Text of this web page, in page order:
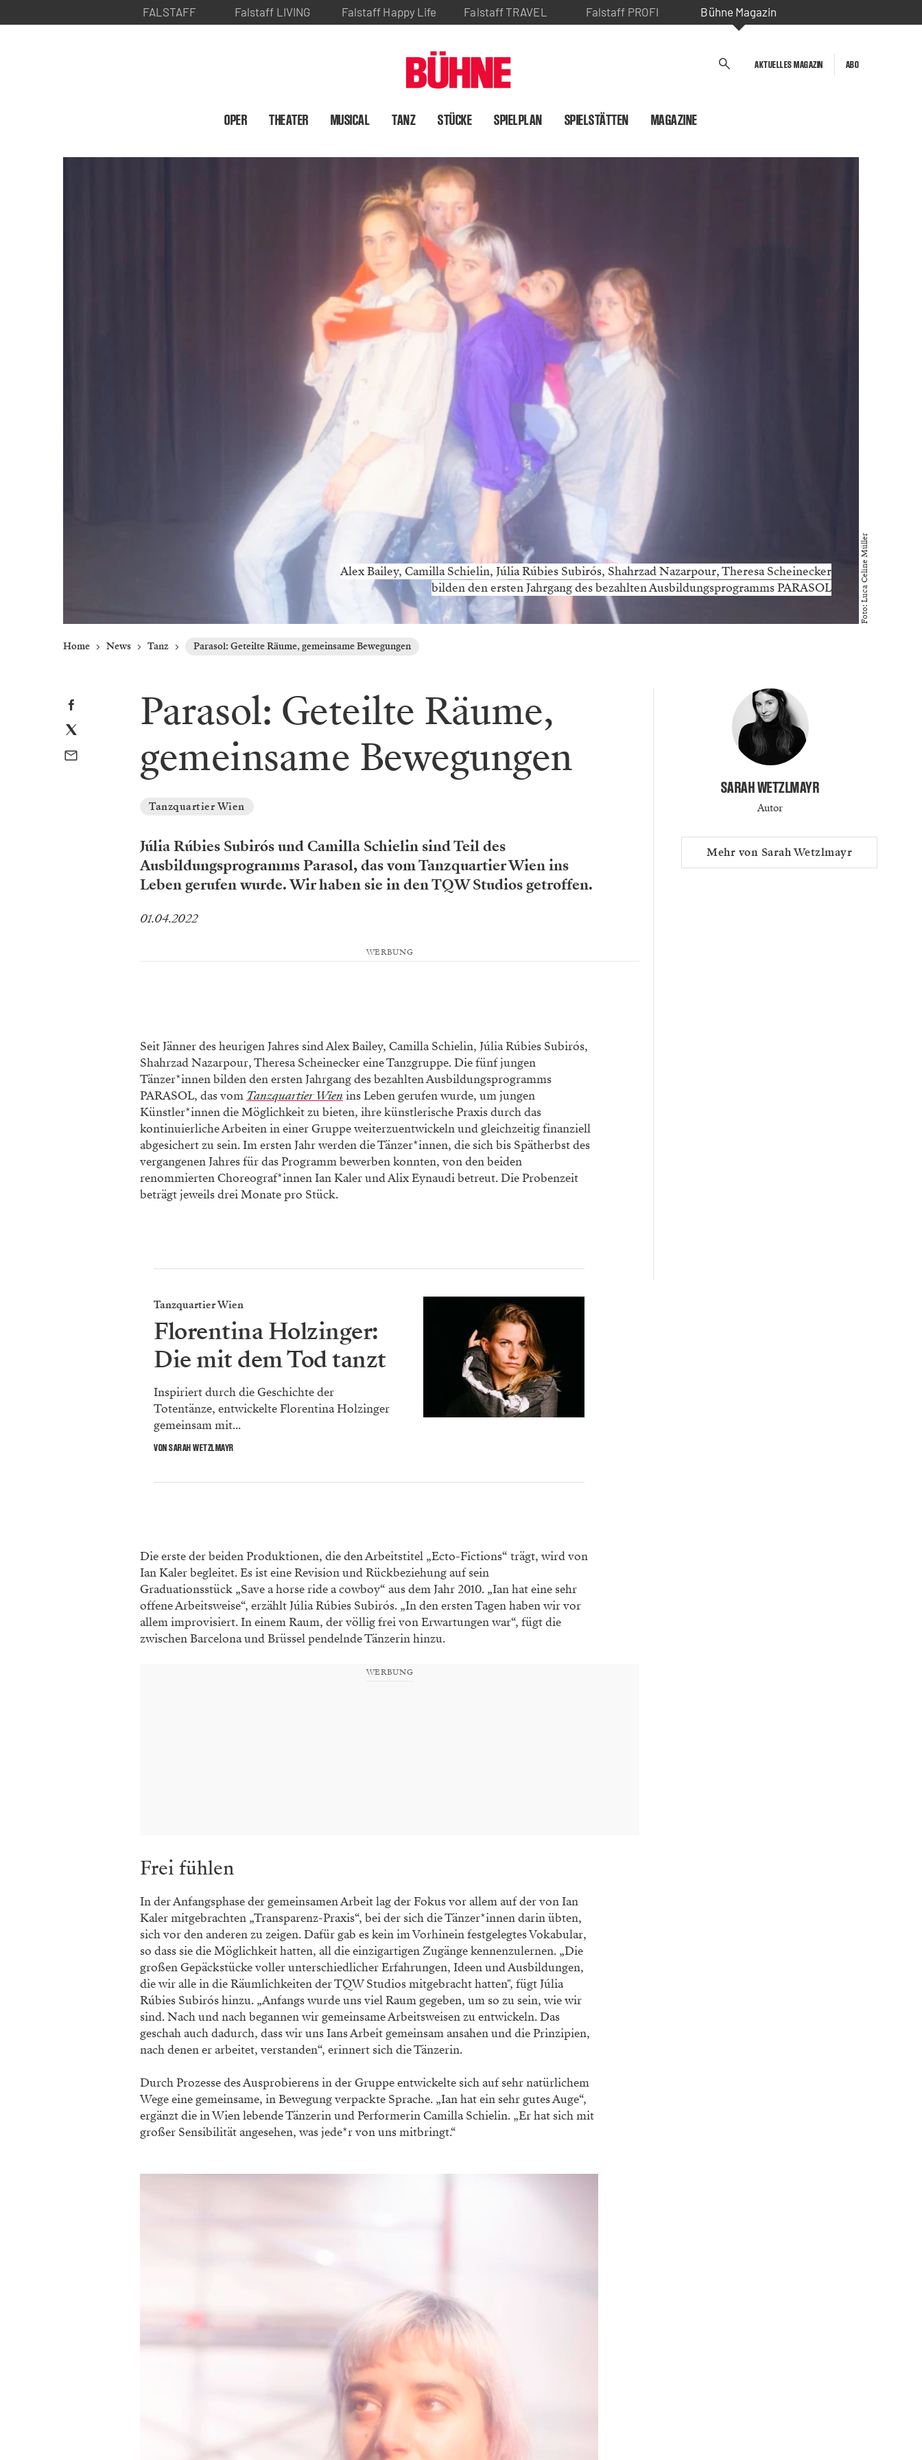
FALSTAFF Falstaff LIVING Falstaff Happy Life Falstaff TRAVEL Falstaff PROFI Bühne Magazin
AKTUELLES MAGAZIN ABO
OPER THEATER MUSICAL TANZ STÜCKE SPIELPLAN SPIELSTÄTTEN MAGAZINE
Alex Bailey, Camilla Schielin, Júlia Rúbies Subirós, Shahrzad Nazarpour, Theresa Scheinecker
bilden den ersten Jahrgang des bezahlten Ausbildungsprogramms PARASOL
Foto: Luca Celine Müller
Home News Tanz Parasol: Geteilte Räume, gemeinsame Bewegungen
Parasol: Geteilte Räume,
gemeinsame Bewegungen
Tanzquartier Wien
Júlia Rúbies Subirós und Camilla Schielin sind Teil des
Ausbildungsprogramms Parasol, das vom Tanzquartier Wien ins
Leben gerufen wurde. Wir haben sie in den TQW Studios getroffen.
01.04.2022
WERBUNG
Seit Jänner des heurigen Jahres sind Alex Bailey, Camilla Schielin, Júlia Rúbies Subirós,
Shahrzad Nazarpour, Theresa Scheinecker eine Tanzgruppe. Die fünf jungen
Tänzer*innen bilden den ersten Jahrgang des bezahlten Ausbildungsprogramms
PARASOL, das vom Tanzquartier Wienins Leben gerufen wurde, um jungen
Künstler*innen die Möglichkeit zu bieten, ihre künstlerische Praxis durch das
kontinuierliche Arbeiten in einer Gruppe weiterzuentwickeln und gleichzeitig finanziell
abgesichert zu sein. Im ersten Jahr werden die Tänzer*innen, die sich bis Spätherbst des
vergangenen Jahres für das Programm bewerben konnten, von den beiden
renommierten Choreograf*innen Ian Kaler und Alix Eynaudi betreut. Die Probenzeit
beträgt jeweils drei Monate pro Stück.
Tanzquartier Wien
Florentina Holzinger:
Die mit dem Tod tanzt
Inspiriert durch die Geschichte der
Totentänze, entwickelte Florentina Holzinger
gemeinsam mit...
VON SARAH WETZLMAYR
Die erste der beiden Produktionen, die den Arbeitstitel „Ecto-Fictions“ trägt, wird von
Ian Kaler begleitet. Es ist eine Revision und Rückbeziehung auf sein
Graduationsstück „Save a horse ride a cowboy“ aus dem Jahr 2010. „Ian hat eine sehr
offene Arbeitsweise“, erzählt Júlia Rúbies Subirós. „In den ersten Tagen haben wir vor
allem improvisiert. In einem Raum, der völlig frei von Erwartungen war“, fügt die
zwischen Barcelona und Brüssel pendelnde Tänzerin hinzu.
WERBUNG
Frei fühlen
In der Anfangsphase der gemeinsamen Arbeit lag der Fokus vor allem auf der von Ian
Kaler mitgebrachten „Transparenz-Praxis“, bei der sich die Tänzer*innen darin übten,
sich vor den anderen zu zeigen. Dafür gab es kein im Vorhinein festgelegtes Vokabular,
so dass sie die Möglichkeit hatten, all die einzigartigen Zugänge kennenzulernen. „Die
großen Gepäckstücke voller unterschiedlicher Erfahrungen, Ideen und Ausbildungen,
die wir alle in die Räumlichkeiten der TQW Studios mitgebracht hatten", fügt Júlia
Rúbies Subirós hinzu. „Anfangs wurde uns viel Raum gegeben, um so zu sein, wie wir
sind. Nach und nach begannen wir gemeinsame Arbeitsweisen zu entwickeln. Das
geschah auch dadurch, dass wir uns Ians Arbeit gemeinsam ansahen und die Prinzipien,
nach denen er arbeitet, verstanden“, erinnert sich die Tänzerin.
Durch Prozesse des Ausprobierens in der Gruppe entwickelte sich auf sehr natürlichem
Wege eine gemeinsame, in Bewegung verpackte Sprache. „Ian hat ein sehr gutes Auge“,
ergänzt die in Wien lebende Tänzerin und Performerin Camilla Schielin. „Er hat sich mit
großer Sensibilität angesehen, was jede*r von uns mitbringt.“
SARAH WETZLMAYR
Autor
Mehr von Sarah Wetzlmayr